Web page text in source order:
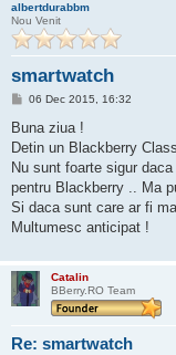
albertdurabbm
Nou Venit
smartwatch
M
s
j
06 Dec 2015, 16:32
Buna ziua !
Detin un Blackberry
Nu sunt foarte sigur
pentru Blackberry .. Ma
Si daca sunt care ar fi
Multumesc anticipat !
Catalin
BBerry.RO Team
Re: smartwatch